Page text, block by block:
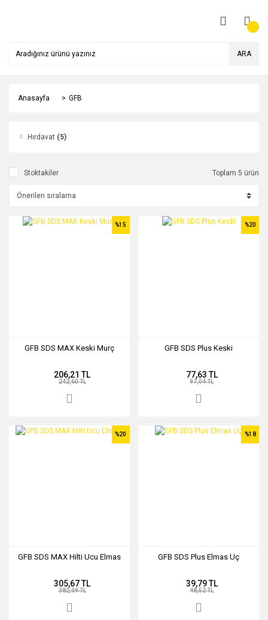
ARA
Anasayfa GFB
Hırdavat (5)
Stoktakiler Toplam 5 ürün
GFB SDS MAX Keski Murç
%15
206,21 TL
242,60 TL
GFB SDS Plus Keski
%20
77,63 TL
97,04 TL
GFB SDS MAX Hilti Ucu Elmas
%20
305,67 TL
382,09 TL
GFB SDS Plus Elmas Uç
%18
39,79 TL
48,52 TL